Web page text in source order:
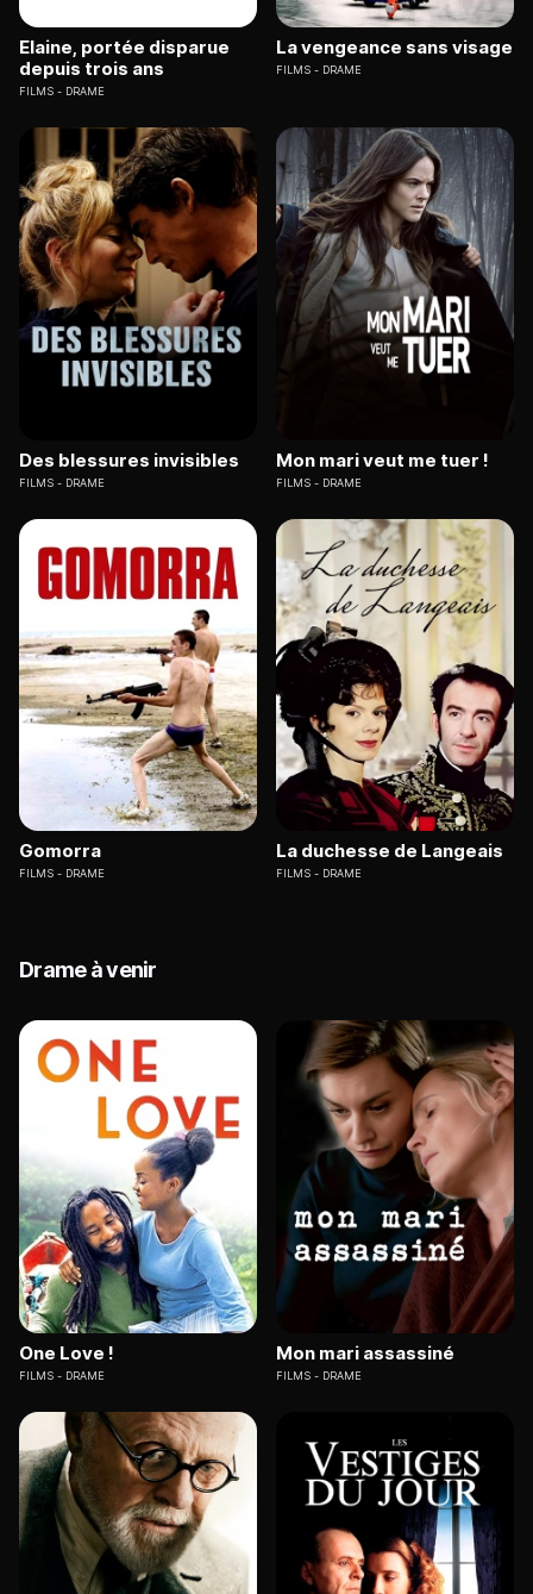
Elaine, portée disparue
depuis trois ans
FILMS DRAME
La vengeance sans visage
FILMS DRAME
Des blessures invisibles
FILMS DRAME
Mon mari veut me tuer !
FILMS DRAME
Gomorra
FILMS DRAME
La duchesse de Langeais
FILMS DRAME
Drame à venir
One Love !
FILMS DRAME
Mon mari assassiné
FILMS DRAME